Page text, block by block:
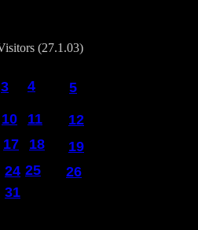
31
26
24
19
18
17
12
11
10
4
3
5
(27.1.03)
25